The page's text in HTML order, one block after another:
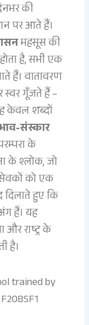
की
पर आते हैं।
महसूस की
है, सभी एक
हैं। वातावरण
स्वर गूँजते हैं –
केवल शब्दों
संस्कार
के
के श्लोक, जो
को एक
दिलाते हुए कि
हैं। यह
और राष्ट्र के
है।